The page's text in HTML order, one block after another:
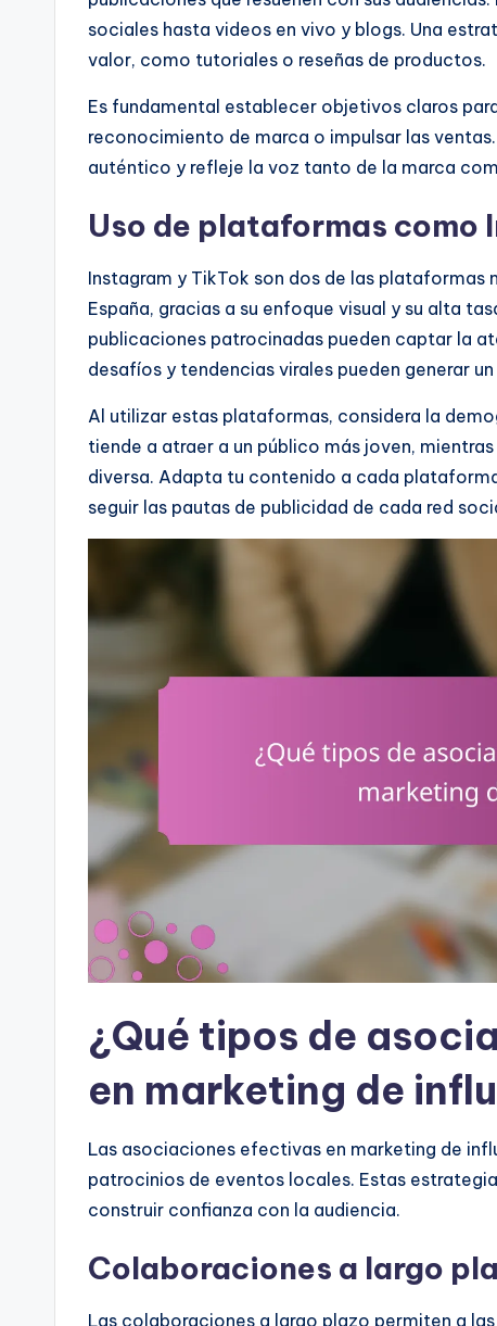
sociales hasta videos en vivo y blogs. Una
valor, como tutoriales o reseñas de productos.
Es fundamental establecer objetivos claros
reconocimiento de marca o impulsar las
auténtico y refleje la voz tanto de la marca
Uso de plataformas como
Instagram y TikTok son dos de las
España, gracias a su enfoque visual y su alta
publicaciones patrocinadas pueden captar la
desafíos y tendencias virales pueden generar
Al utilizar estas plataformas, considera la
tiende a atraer a un público más joven,
diversa. Adapta tu contenido a cada
seguir las pautas de publicidad de cada red
¿Qué tipos de
en marketing de
Las asociaciones efectivas en marketing de
patrocinios de eventos locales. Estas
construir confianza con la audiencia.
Colaboraciones a largo
Las colaboraciones a largo plazo permiten a